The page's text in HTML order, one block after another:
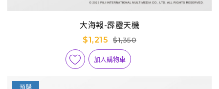
大海報-霹靂天機
$1,215
$1,350
加入購物車
預購